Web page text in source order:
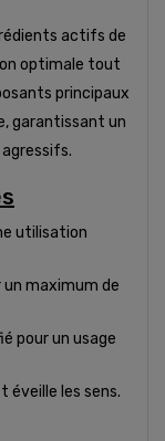
actifs de
optimale tout
principaux
garantissant un
utilisation
un maximum de
pour un usage
éveille les sens.